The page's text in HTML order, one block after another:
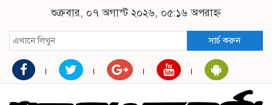
শুক্রবার, ০৭ অগাস্ট ২০২৬, ০৫:১৬ অপরাহ্ন
সার্চ করুন